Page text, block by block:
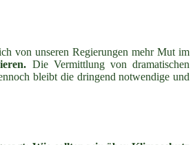
von unseren Regierungen mehr Mut im
Die Vermittlung von dramatischen
bleibt die dringend notwendige und